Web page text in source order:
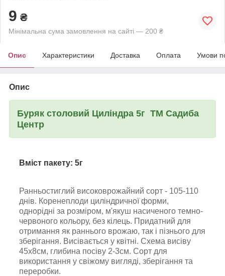
9 ₴
Мінімальна сума замовлення на сайті — 200 ₴
Опис Характеристики Доставка Оплата Умови
Опис
Буряк столовий Циліндра 5г ТМ Садиба
Центр
Вміст пакету: 5г
Ранньостиглий високоврожайний сорт - 105-110
днів. Коренеплоди циліндричної форми,
однорідні за розміром, м'якуш насиченого темно-
червоного кольору, без кілець. Придатний для
отримання як раннього врожаю, так і пізнього для
зберігання. Висівається у квітні. Схема висіву
45х8см, глибина посіву 2-3см. Сорт для
використання у свіжому вигляді, зберігання та
переробки.